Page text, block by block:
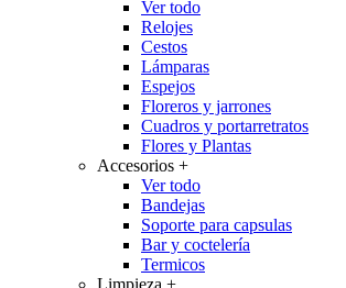
Ver todo
Relojes
Cestos
Lámparas
Espejos
Floreros y jarrones
Cuadros y portarretratos
Flores y Plantas
Accesorios +
Ver todo
Bandejas
Soporte para capsulas
Bar y coctelería
Termicos
Limpieza +